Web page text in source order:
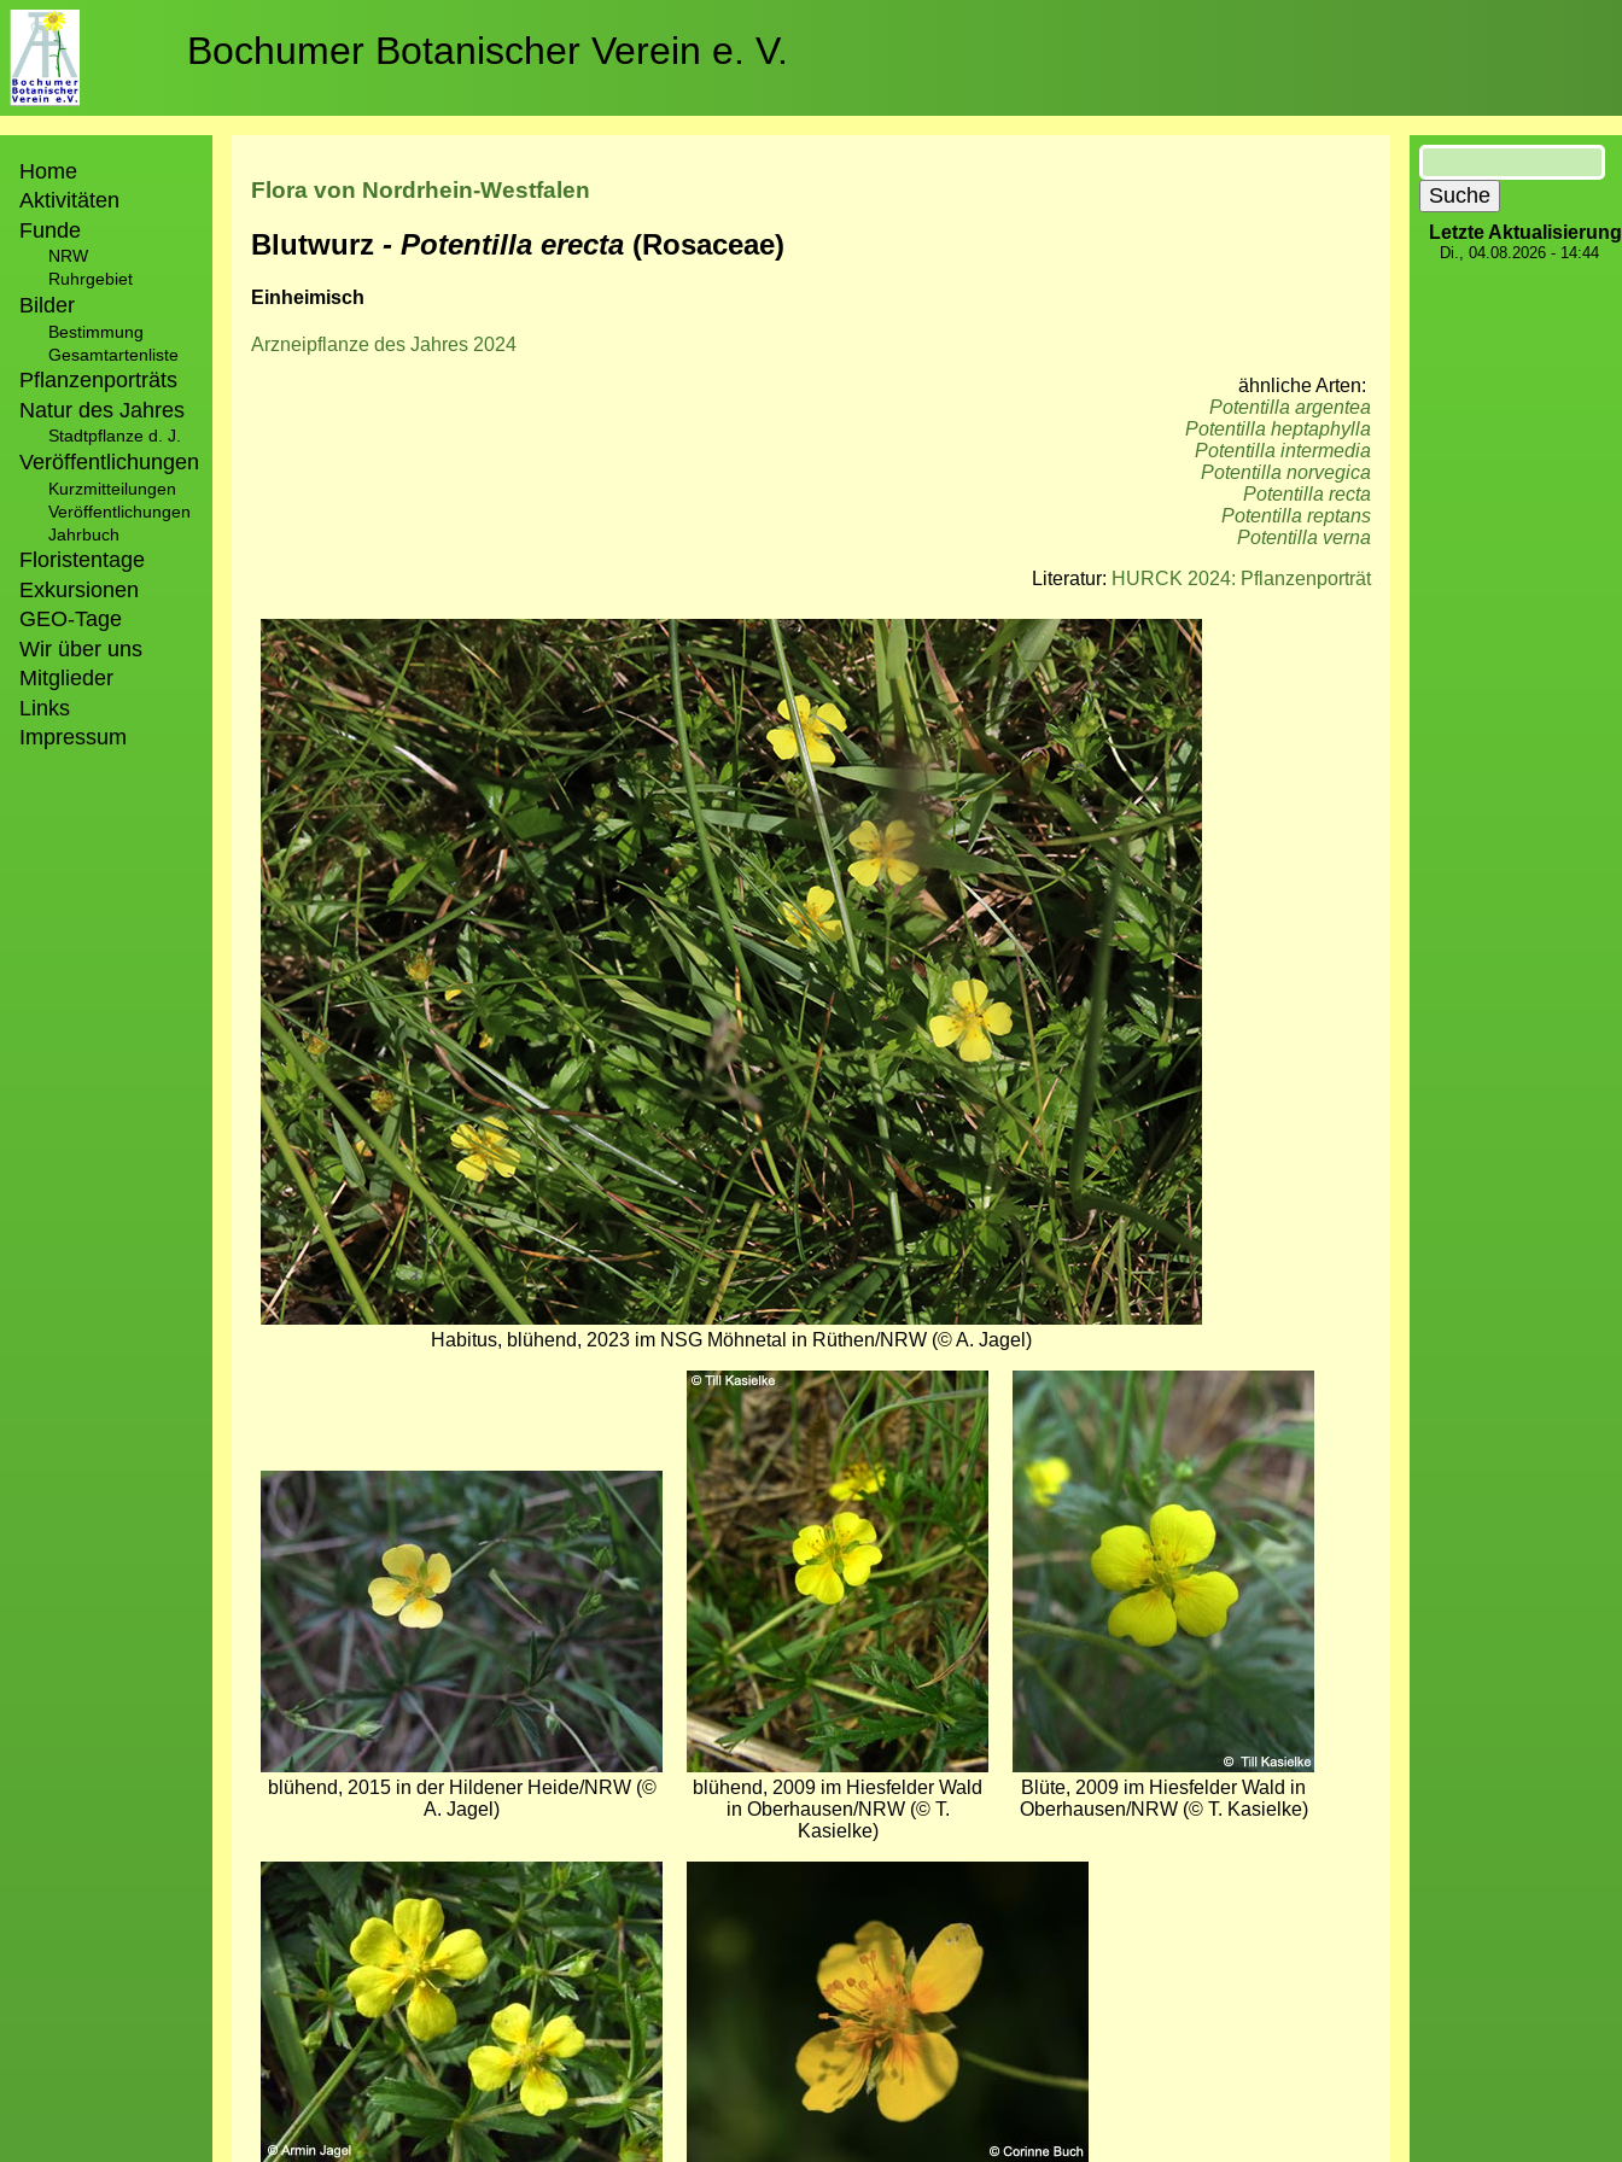
Direkt
zum
Inhalt
Bochumer Botanischer Verein e. V.
Home
Aktivitäten
Funde
NRW
Ruhrgebiet
Bilder
Bestimmung
Gesamtartenliste
Pflanzenporträts
Natur des Jahres
Stadtpflanze d. J.
Veröffentlichungen
Kurzmitteilungen
Veröffentlichungen
Jahrbuch
Floristentage
Exkursionen
GEO-Tage
Wir über uns
Mitglieder
Links
Impressum
Flora von Nordrhein-Westfalen
Blutwurz - Potentilla erecta (Rosaceae)
Einheimisch
Arzneipflanze des Jahres 2024
ähnliche Arten:
Potentilla argentea
Potentilla heptaphylla
Potentilla intermedia
Potentilla norvegica
Potentilla recta
Potentilla reptans
Potentilla verna
Literatur: HURCK 2024: Pflanzenporträt
Bild
Habitus, blühend, 2023 im NSG Möhnetal in Rüthen/NRW (© A. Jagel)
Bild
blühend, 2015 in der Hildener Heide/NRW (©
A. Jagel)
Bild
blühend, 2009 im Hiesfelder Wald
in Oberhausen/NRW (© T.
Kasielke)
Bild
Blüte, 2009 im Hiesfelder Wald in
Oberhausen/NRW (© T. Kasielke)
Bild
Suche
Letzte Aktualisierung
Di., 04.08.2026 - 14:44